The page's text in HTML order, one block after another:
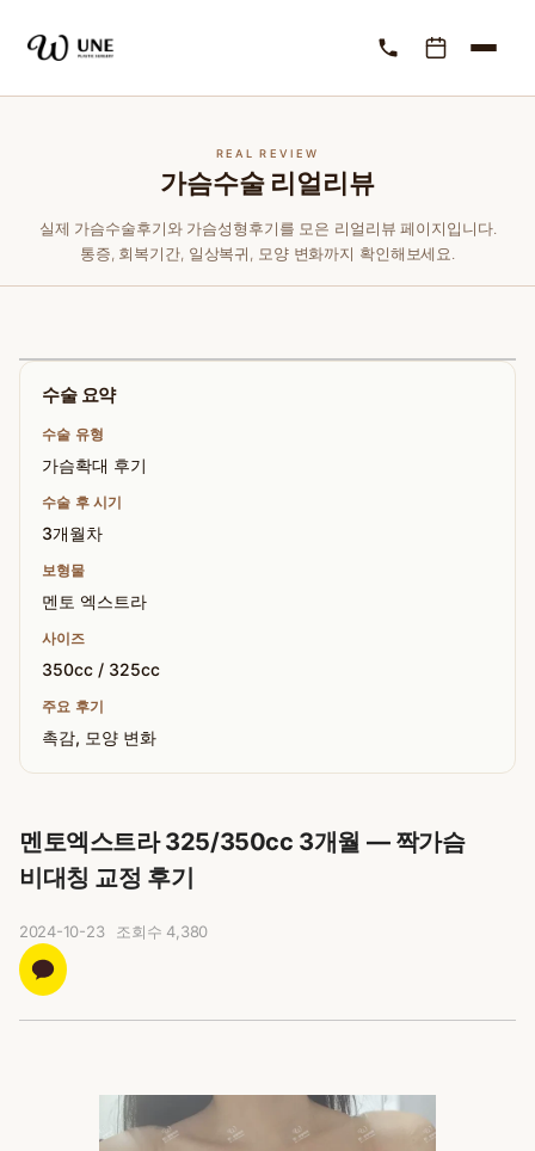
REAL REVIEW
가슴수술 리얼리뷰
실제 가슴수술후기와 가슴성형후기를 모은 리얼리뷰 페이지입니다.
통증, 회복기간, 일상복귀, 모양 변화까지 확인해보세요.
수술 요약
수술 유형
가슴확대 후기
수술 후 시기
3개월차
보형물
멘토 엑스트라
사이즈
350cc / 325cc
주요 후기
촉감, 모양 변화
멘토엑스트라 325/350cc 3개월 — 짝가슴
비대칭 교정 후기
2024-10-23 조회수4,380